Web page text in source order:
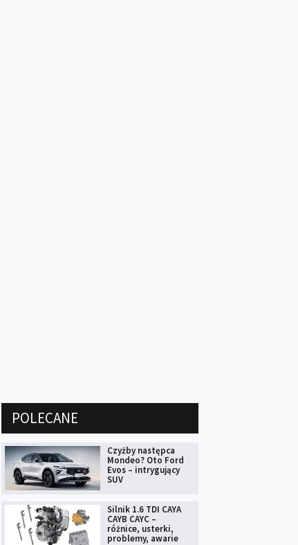
POLECANE
Czyżby następca
Mondeo? Oto Ford
Evos – intrygujący
SUV
Silnik 1.6 TDI CAYA
CAYB CAYC –
różnice, usterki,
problemy, awarie